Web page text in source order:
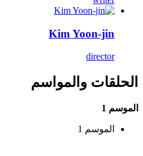
Kim Yoon-jin
director
الحلقات والمواسم
الموسم 1
الموسم 1